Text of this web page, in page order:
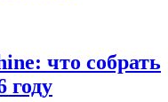
что собрать
году